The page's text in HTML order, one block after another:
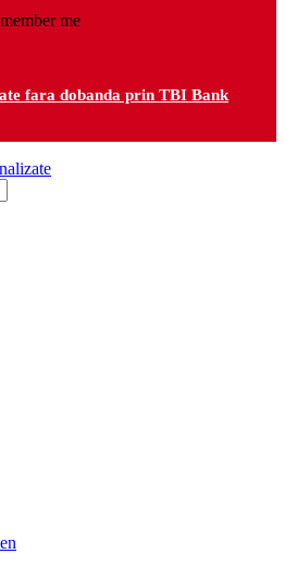
me
fara dobanda prin TBI Bank